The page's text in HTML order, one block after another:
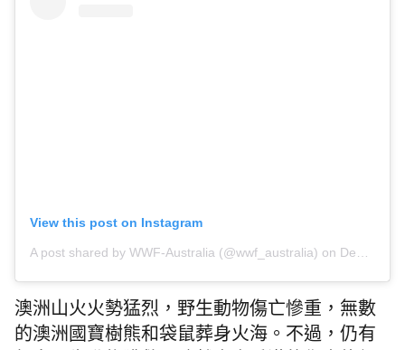
View this post on Instagram
A post shared by WWF-Australia (@wwf_australia) on Dec 11, 2019 at 2:20pm PST
澳洲山火火勢猛烈，野生動物傷亡慘重，無數
的澳洲國寶樹熊和袋鼠葬身火海。不過，仍有